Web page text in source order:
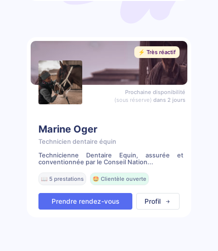
⚡️ Très réactif
Prochaine disponibilité
(sous réserve) dans 2 jours
Marine Oger
Technicien dentaire équin
Technicienne Dentaire Equin, assurée et
conventionnée par le Conseil Nation...
📖 5 prestations 🤩 Clientèle ouverte
Prendre rendez-vous Profil